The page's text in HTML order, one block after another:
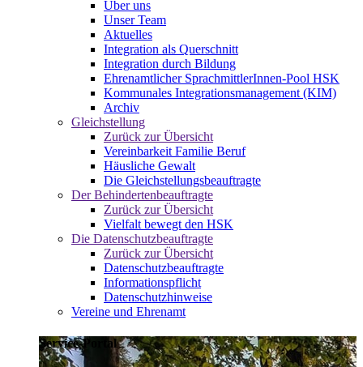
Über uns
Unser Team
Aktuelles
Integration als Querschnitt
Integration durch Bildung
Ehrenamtlicher SprachmittlerInnen-Pool HSK
Kommunales Integrationsmanagement (KIM)
Archiv
Gleichstellung
Zurück zur Übersicht
Vereinbarkeit Familie Beruf
Häusliche Gewalt
Die Gleichstellungsbeauftragte
Der Behindertenbeauftragte
Zurück zur Übersicht
Vielfalt bewegt den HSK
Die Datenschutzbeauftragte
Zurück zur Übersicht
Datenschutzbeauftragte
Informationspflicht
Datenschutzhinweise
Vereine und Ehrenamt
Service-Portal